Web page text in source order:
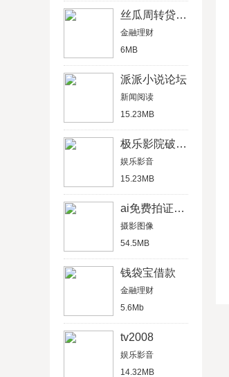
丝瓜周转贷款app官方版
金融理财
6MB
派派小说论坛
新闻阅读
15.23MB
极乐影院破解版
娱乐影音
15.23MB
ai免费拍证件照
摄影图像
54.5MB
钱袋宝借款
金融理财
5.6Mb
tv2008
娱乐影音
14.32MB